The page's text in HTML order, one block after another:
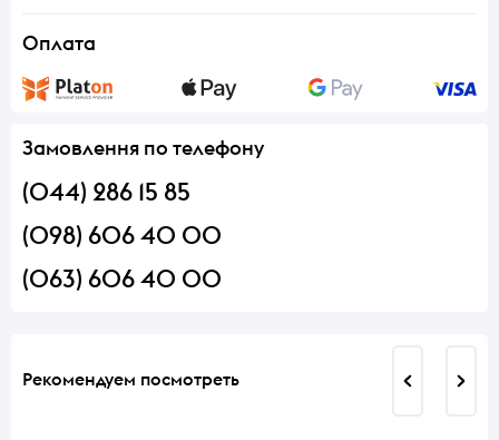
Оплата
Замовлення по телефону
(044) 286 15 85
(098) 606 40 00
(063) 606 40 00
Рекомендуем посмотреть